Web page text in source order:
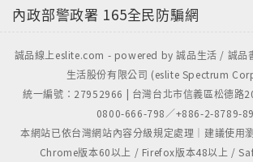
內政部警政署 165全民防騙網
誠品線上eslite.com - powered by 誠品生活 / 誠品
生活股份有限公司 (eslite Spectrum
統一編號：27952966 | 台灣台北市信義區松德路
0800-666-798／+886-2-8789-
本網站已依台灣網站內容分級規定處理｜建議使用
Chrome版本60以上 / Firefox版本48以上 /